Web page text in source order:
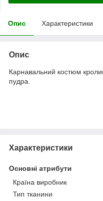
Опис Характеристики
Опис
Карнавальний костюм
пудра.
Характеристики
Основні атрибути
Країна виробник
Тип тканини